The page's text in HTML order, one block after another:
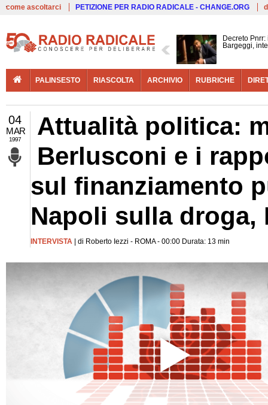
come ascoltarci PETIZIONE PER RADIO RADICALE - CHANGE.ORG
Decreto
Bargeggi,
PALINSESTO RIASCOLTA ARCHIVIO RUBRICHE
04
MAR
1997
Attualità politica:
Berlusconi e i
sul finanziamento
Napoli sulla droga,
INTERVISTA | di Roberto Iezzi - ROMA - 00:00 Durata: 13 min